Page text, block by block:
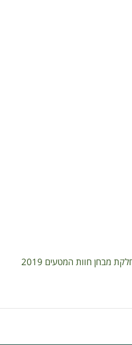
מבחן חוות המטעים 2019